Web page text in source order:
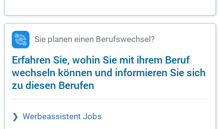
Sie planen einen Berufswechsel?
Erfahren Sie, wohin Sie mit ihrem Beruf
wechseln können und informieren Sie sich
zu diesen Berufen
Werbeassistent Jobs